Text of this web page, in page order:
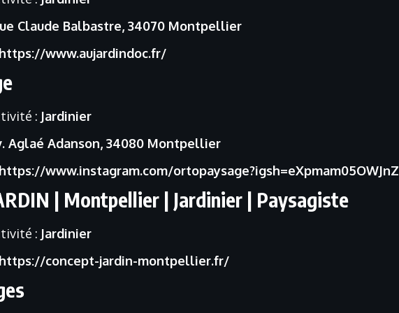
Claude Balbastre, 34070 Montpellier
https://www.aujardindoc.fr/
: Jardinier
Aglaé Adanson, 34080 Montpellier
https://www.instagram.com/
| Montpellier | Jardinier | Paysagiste
: Jardinier
https://concept-jardin-montpellier.fr/